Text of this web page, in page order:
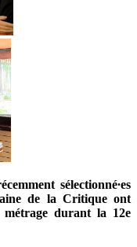
sélectionné∙es
de la Critique ont
durant la 12e